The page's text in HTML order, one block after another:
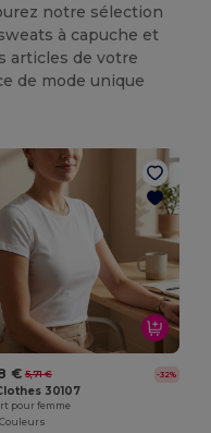
notre sélection
à capuche et
articles de votre
de mode unique
€ 5,71 € -32%
30107
pour femme
Couleurs